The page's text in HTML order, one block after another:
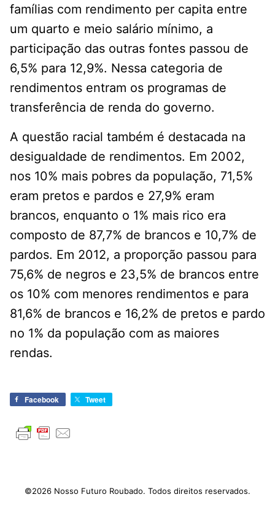
famílias com rendimento per capita entre
um quarto e meio salário mínimo, a
participação das outras fontes passou de
6,5% para 12,9%. Nessa categoria de
rendimentos entram os programas de
transferência de renda do governo.
A questão racial também é destacada na
desigualdade de rendimentos. Em 2002,
nos 10% mais pobres da população, 71,5%
eram pretos e pardos e 27,9% eram
brancos, enquanto o 1% mais rico era
composto de 87,7% de brancos e 10,7% de
pardos. Em 2012, a proporção passou para
75,6% de negros e 23,5% de brancos entre
os 10% com menores rendimentos e para
81,6% de brancos e 16,2% de pretos e pardo
no 1% da população com as maiores
rendas.
Facebook Tweet
©2026 Nosso Futuro Roubado. Todos direitos reservados.